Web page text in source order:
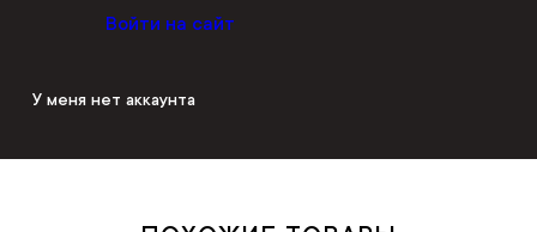
Войти на сайт
У меня нет аккаунта